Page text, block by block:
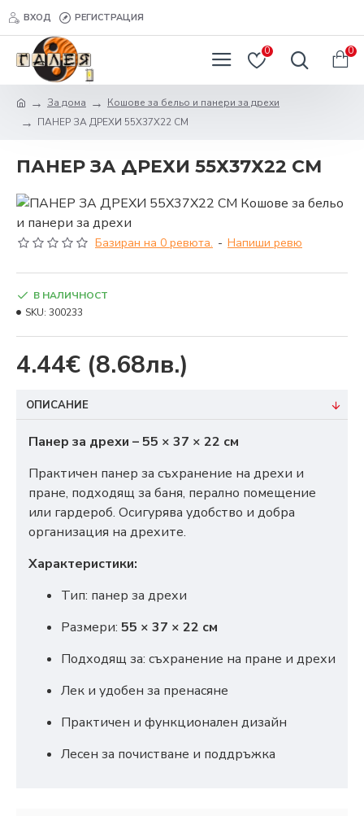
ВХОД РЕГИСТРАЦИЯ
0 0
За дома
Кошове за бельо и панери за дрехи
ПАНЕР ЗА ДРЕХИ 55Х37Х22 СМ
ПАНЕР ЗА ДРЕХИ 55Х37Х22 СМ
Базиран на 0 ревюта. - Напиши ревю
4.44€ (8.68лв.)
В НАЛИЧНОСТ
SKU: 300233
ОПИСАНИЕ
Панер за дрехи – 55 × 37 × 22 см
Практичен панер за съхранение на дрехи и
пране, подходящ за баня, перално помещение
или гардероб. Осигурява удобство и добра
организация на дрехите.
Характеристики:
Тип: панер за дрехи
Размери: 55 × 37 × 22 см
Подходящ за: съхранение на пране и дрехи
Лек и удобен за пренасяне
Практичен и функционален дизайн
Лесен за почистване и поддръжка